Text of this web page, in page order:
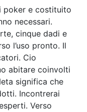
poker e costituito
necessari.
cinque dadi e
l’uso pronto. Il
Cio
abitare coinvolti
significa che
Incontrerai
Verso